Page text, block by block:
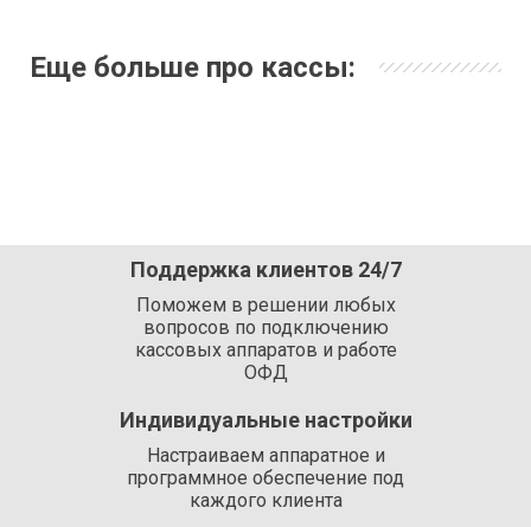
Еще больше про кассы:
Поддержка клиентов 24/7
Поможем в решении любых
вопросов по подключению
кассовых аппаратов и работе
ОФД
Индивидуальные настройки
Настраиваем аппаратное и
программное обеспечение под
каждого клиента